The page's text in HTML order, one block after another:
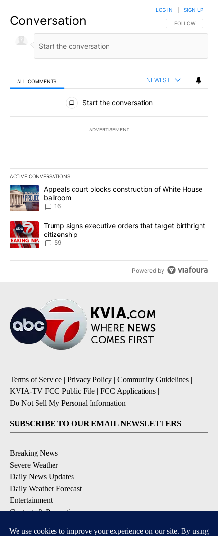
Conversation FOLLOW THIS
FOLLOW
LOG IN SIGN UP
ALL COMMENTS NEWEST
All Comments
Start the conversation
ADVERTISEMENT
ACTIVE CONVERSATIONS
The following is a list of the most commented articles in the last
A trending article titled "Appeals court blocks construction of
Appeals court blocks construction of White House
ballroom
16
A trending article titled "Trump signs executive orders that
Trump signs executive orders that target birthright
citizenship
59
Powered by
Terms of Service | Privacy Policy | Community Guidelines |
KVIA-TV FCC Public File | FCC Applications |
Do Not Sell My Personal Information
SUBSCRIBE TO OUR EMAIL NEWSLETTERS
Breaking News
Severe Weather
Daily News Updates
Daily Weather Forecast
Entertainment
Contests & Promotions
DOWNLOAD OUR APPS